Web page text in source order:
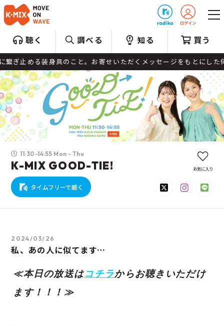
聴く 調べる 知る 買う
お寄せいただくメッセージをもとにした何気ない話題やラ
11:30-14:55 Mon - Thu
K-MIX GOOD-TIE!
タイムフリーで聴く
お気に入り
2024/03/26
私、あの人に似てます…
≪本日の放送はコチラからお聴きいただけ
ます！！！≫